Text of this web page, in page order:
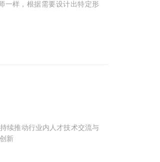
一样，根据需要设计出特定形
续推动行业内人才技术交流与
新